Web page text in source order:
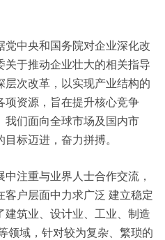
党中央和国务院对企业深化改
关于推动企业壮大的相关指导
层次改革，以实现产业结构的
项资源，旨在提升核心竞争
我们面向全球市场及国内市
标迈进，奋力拼搏。
注重与业界人士合作交流，
户层面中力求广泛 建立稳定
建筑业、设计业、工业、制造
领域，针对较为复杂、繁琐的